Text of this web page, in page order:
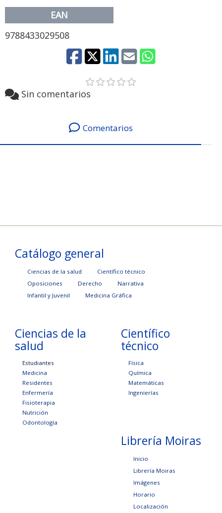
EAN
9788433029508
Sin comentarios
Comentarios
Catálogo general
Ciencias de la salud
Científico técnico
Oposiciones
Derecho
Narrativa
Infantil y Juvenil
Medicina Gráfica
Ciencias de la
salud
Estudiantes
Medicina
Residentes
Enfermería
Fisioterapia
Nutrición
Odontología
Científico
técnico
Física
Química
Matemáticas
Ingenierías
Librería Moiras
Inicio
Librería Moiras
Imágenes
Horario
Localización